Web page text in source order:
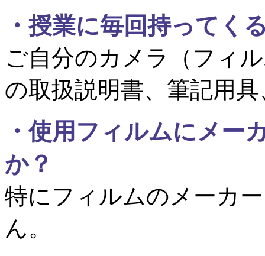
・授業に毎回持ってく
ご自分のカメラ（フィ
の取扱説明書、筆記用
・使用フィルムにメー
か？
特にフィルムのメーカ
ん。